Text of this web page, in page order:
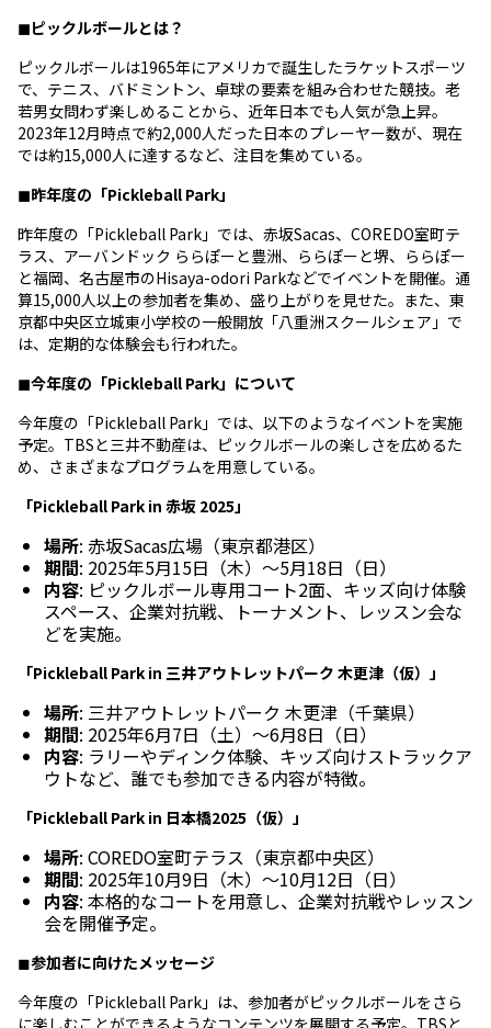
◼︎ピックルボールとは？
ピックルボールは1965年にアメリカで誕生したラケットスポーツ
で、テニス、バドミントン、卓球の要素を組み合わせた競技。老
若男女問わず楽しめることから、近年日本でも人気が急上昇。
2023年12月時点で約2,000人だった日本のプレーヤー数が、現在
では約15,000人に達するなど、注目を集めている。
◼︎昨年度の「Pickleball Park」
昨年度の「Pickleball Park」では、赤坂Sacas、COREDO室町テ
ラス、アーバンドック ららぽーと豊洲、ららぽーと堺、ららぽー
と福岡、名古屋市のHisaya-odori Parkなどでイベントを開催。通
算15,000人以上の参加者を集め、盛り上がりを見せた。また、東
京都中央区立城東小学校の一般開放「八重洲スクールシェア」で
は、定期的な体験会も行われた。
◼︎今年度の「Pickleball Park」について
今年度の「Pickleball Park」では、以下のようなイベントを実施
予定。TBSと三井不動産は、ピックルボールの楽しさを広めるた
め、さまざまなプログラムを用意している。
「Pickleball Park in 赤坂 2025」
場所: 赤坂Sacas広場（東京都港区）
期間: 2025年5月15日（木）～5月18日（日）
内容: ピックルボール専用コート2面、キッズ向け体験
スペース、企業対抗戦、トーナメント、レッスン会な
どを実施。
「Pickleball Park in 三井アウトレットパーク 木更津（仮）」
場所: 三井アウトレットパーク 木更津（千葉県）
期間: 2025年6月7日（土）～6月8日（日）
内容: ラリーやディンク体験、キッズ向けストラックア
ウトなど、誰でも参加できる内容が特徴。
「Pickleball Park in 日本橋2025（仮）」
場所: COREDO室町テラス（東京都中央区）
期間: 2025年10月9日（木）～10月12日（日）
内容: 本格的なコートを用意し、企業対抗戦やレッスン
会を開催予定。
◼︎参加者に向けたメッセージ
今年度の「Pickleball Park」は、参加者がピックルボールをさら
に楽しむことができるようなコンテンツを展開する予定。TBSと